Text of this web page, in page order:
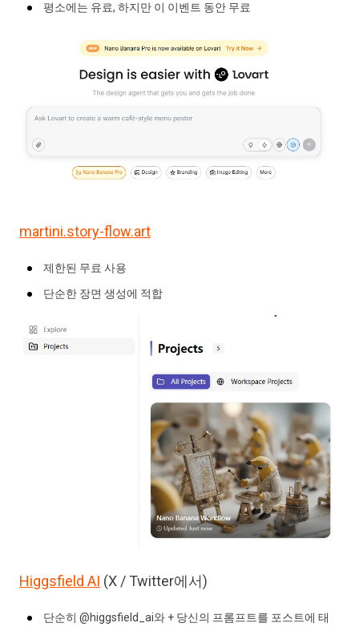
평소에는 유료, 하지만 이 이벤트 동안 무료
martini.story-flow.art
제한된 무료 사용
단순한 장면 생성에 적합
Higgsfield AI (X / Twitter에서)
단순히 @higgsfield_ai와 + 당신의 프롬프트를 포스트에 태